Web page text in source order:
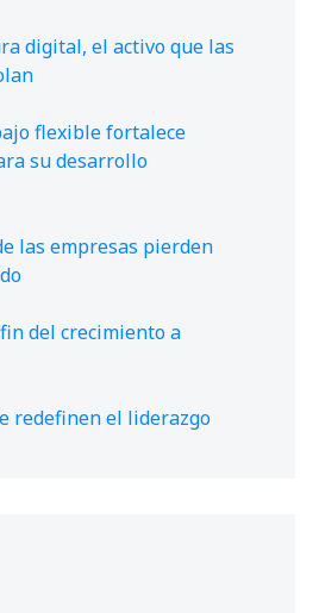
digital, el activo que las
flexible fortalece
su desarrollo
las empresas pierden
del crecimiento a
redefinen el liderazgo